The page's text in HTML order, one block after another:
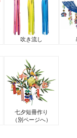
吹き流し
七夕短冊作り
（別ページへ）